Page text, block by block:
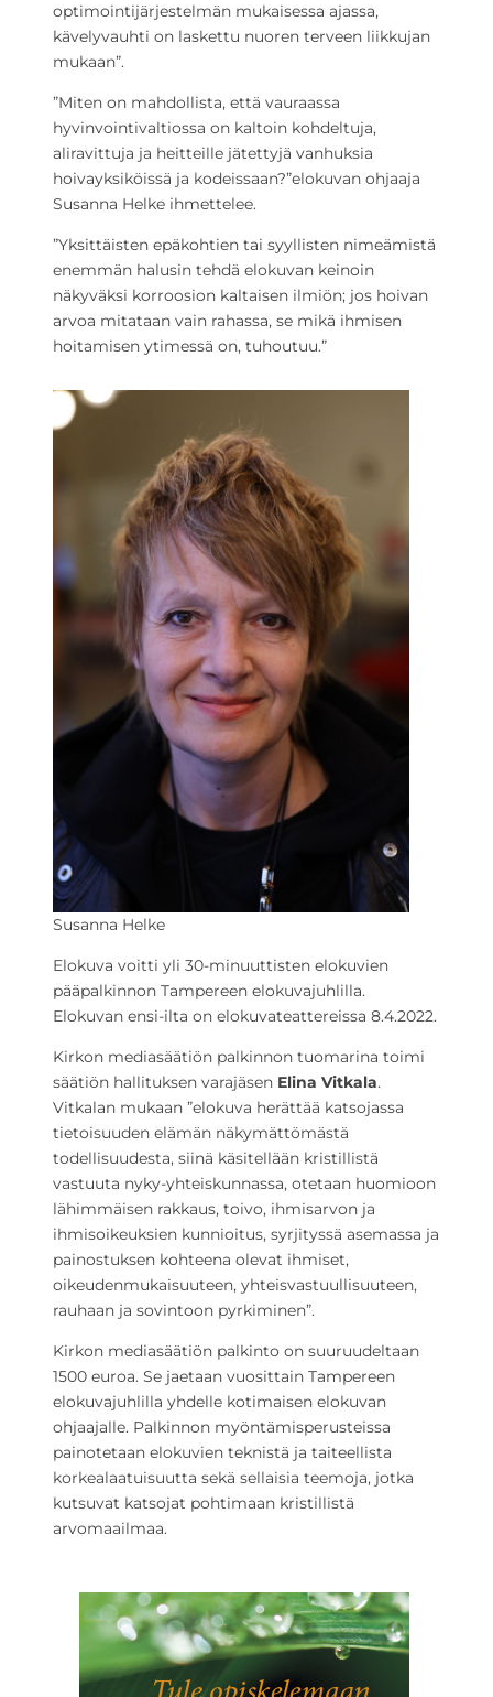
optimointijärjestelmän mukaisessa ajassa,
kävelyvauhti on laskettu nuoren terveen liikkujan
mukaan”.
”Miten on mahdollista, että vauraassa
hyvinvointivaltiossa on kaltoin kohdeltuja,
aliravittuja ja heitteille jätettyjä vanhuksia
hoivayksiköissä ja kodeissaan?”elokuvan ohjaaja
Susanna Helke ihmettelee.
”Yksittäisten epäkohtien tai syyllisten nimeämistä
enemmän halusin tehdä elokuvan keinoin
näkyväksi korroosion kaltaisen ilmiön; jos hoivan
arvoa mitataan vain rahassa, se mikä ihmisen
hoitamisen ytimessä on, tuhoutuu.”
Susanna Helke
Elokuva voitti yli 30-minuuttisten elokuvien
pääpalkinnon Tampereen elokuvajuhlilla.
Elokuvan ensi-ilta on elokuvateattereissa 8.4.2022.
Kirkon mediasäätiön palkinnon tuomarina toimi
säätiön hallituksen varajäsen Elina Vitkala.
Vitkalan mukaan ”elokuva herättää katsojassa
tietoisuuden elämän näkymättömästä
todellisuudesta, siinä käsitellään kristillistä
vastuuta nyky-yhteiskunnassa, otetaan huomioon
lähimmäisen rakkaus, toivo, ihmisarvon ja
ihmisoikeuksien kunnioitus, syrjityssä asemassa ja
painostuksen kohteena olevat ihmiset,
oikeudenmukaisuuteen, yhteisvastuullisuuteen,
rauhaan ja sovintoon pyrkiminen”.
Kirkon mediasäätiön palkinto on suuruudeltaan
1500 euroa. Se jaetaan vuosittain Tampereen
elokuvajuhlilla yhdelle kotimaisen elokuvan
ohjaajalle. Palkinnon myöntämisperusteissa
painotetaan elokuvien teknistä ja taiteellista
korkealaatuisuutta sekä sellaisia teemoja, jotka
kutsuvat katsojat pohtimaan kristillistä
arvomaailmaa.